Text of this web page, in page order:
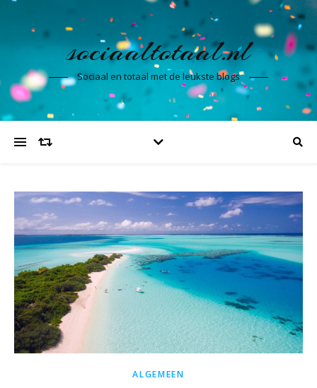
sociaaltotaal.nl
Sociaal en totaal met de leukste blogs
ALGEMEEN